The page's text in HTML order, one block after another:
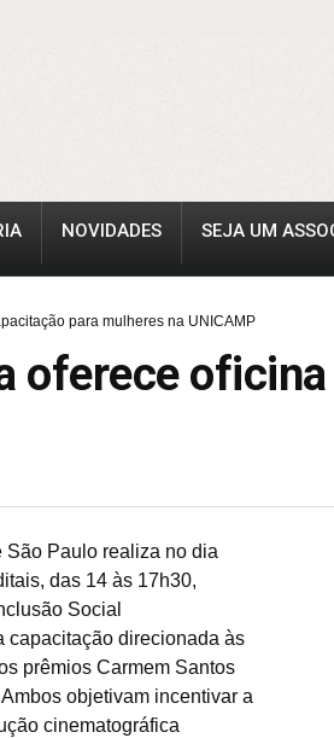
NOVIDADES SEJA UM
para mulheres na UNICAMP
oferece
São Paulo realiza no dia
das 14 às 17h30,
Social
capacitação direcionada às
prêmios Carmem Santos
objetivam incentivar a
cinematográfica